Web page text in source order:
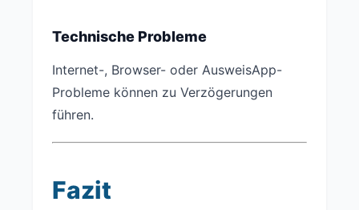
Technische Probleme
Internet-, Browser- oder AusweisApp-
Probleme können zu Verzögerungen
führen.
Fazit